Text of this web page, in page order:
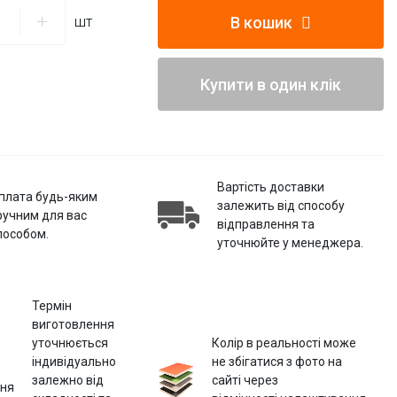
шт В кошик
Купити в один клік
будь-яким
для вас
Вартість доставки
залежить від способу
відправлення та
уточнюйте у менеджера.
Термін
виготовлення
уточнюється
індивідуально
залежно від
Колір в реальності може
не збігатися з фото на
сайті через